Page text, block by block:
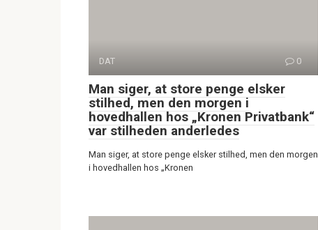
DAT 0
Man siger, at store penge elsker
stilhed, men den morgen i
hovedhallen hos „Kronen Privatbank“
var stilheden anderledes
Man siger, at store penge elsker stilhed, men den morgen
i hovedhallen hos „Kronen